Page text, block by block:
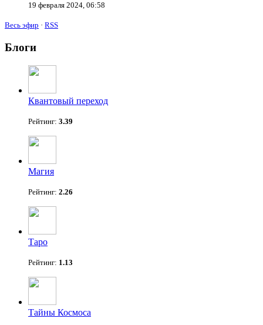
19 февраля 2024, 06:58
Весь эфир · RSS
Блоги
Квантовый переход
Рейтинг: 3.39
Магия
Рейтинг: 2.26
Таро
Рейтинг: 1.13
Тайны Космоса